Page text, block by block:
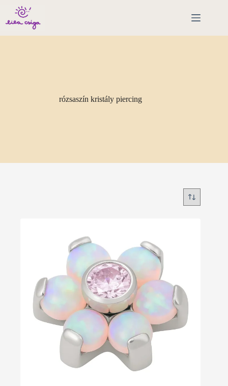
content
rózsaszín kristály piercing